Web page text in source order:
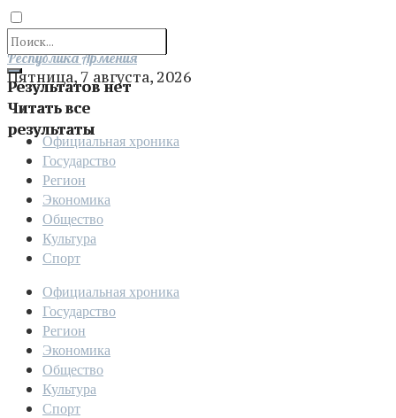
Результатов нет
Читать все
результаты
Отправить
Республика Армения
Пятница, 7 августа, 2026
Официальная хроника
Государство
Регион
Экономика
Общество
Культура
Спорт
Официальная хроника
Государство
Регион
Экономика
Общество
Культура
Спорт